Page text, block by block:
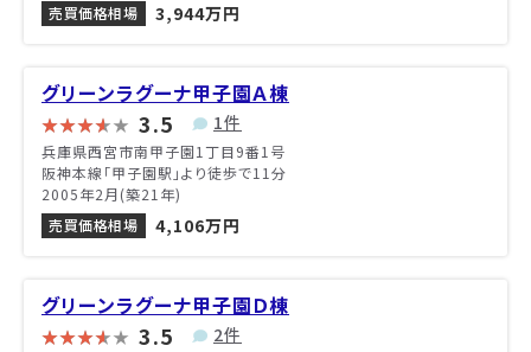
売買価格相場
3,944万円
グリーンラグーナ甲子園Ａ棟
3.5 1件
兵庫県西宮市南甲子園1丁目9番1号
阪神本線「甲子園駅」より徒歩で11分
2005年2月(築21年)
売買価格相場
4,106万円
グリーンラグーナ甲子園Ｄ棟
3.5 2件